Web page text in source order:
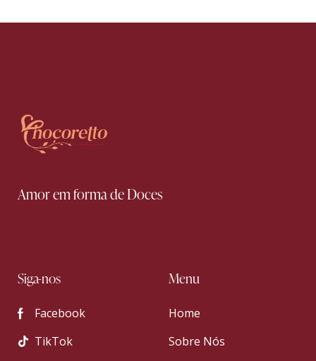
Amor em forma de Doces
Siga-nos
Facebook
TikTok
Menu
Home
Sobre Nós